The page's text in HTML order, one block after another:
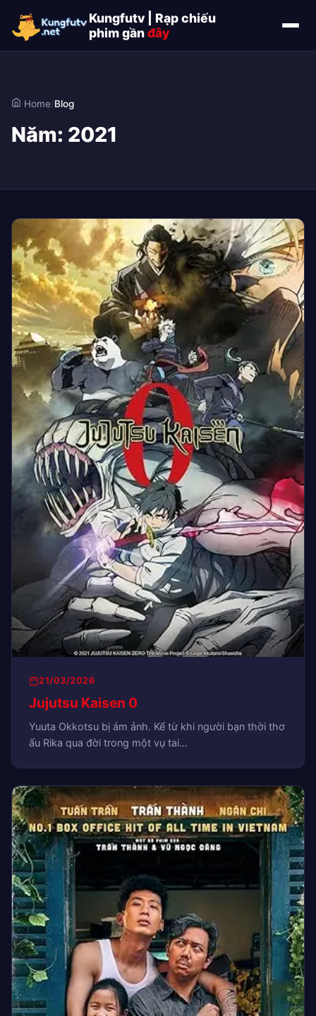
Kungfutv | Rạp chiếu
phim gầnđây
Home/Blog
Năm: 2021
21/03/2026
Jujutsu Kaisen 0
Yuuta Okkotsu bị ám ảnh. Kể từ khi người bạn thời thơ
ấu Rika qua đời trong một vụ tai…